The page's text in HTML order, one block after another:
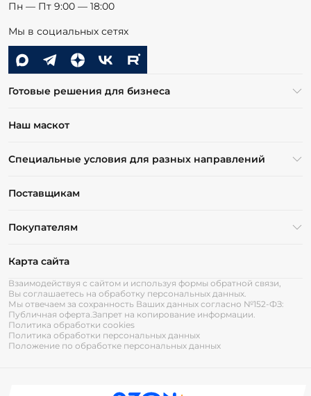
Пн — Пт 9:00 — 18:00
Мы в социальных сетях
Готовые решения для бизнеса
Наш маскот
Специальные условия для разных направлений
Поставщикам
Покупателям
Карта сайта
Взаимодействуя с сайтом и используя формы обратной связи,
Вы соглашаетесь на обработку персональных данных.
Мы отвечаем за сохранность Ваших данных согласно №152-ФЗ:
Публичная оферта.Запрет на копирование информации.
Политика обработки cookies
Политика обработки персональных данных
Положение по обработке персональных данных